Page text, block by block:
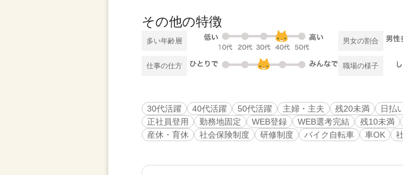
その他の特徴
多い年齢層 男女の割合
仕事の仕方 職場の様子
30代活躍 40代活躍 50代活躍 主婦・主夫 残20未満 日払
正社員登用
勤務地固定 WEB登録 WEB選考完結 残10未満
産休・育休
社会保険制度 研修制度 バイク自転車 車OK